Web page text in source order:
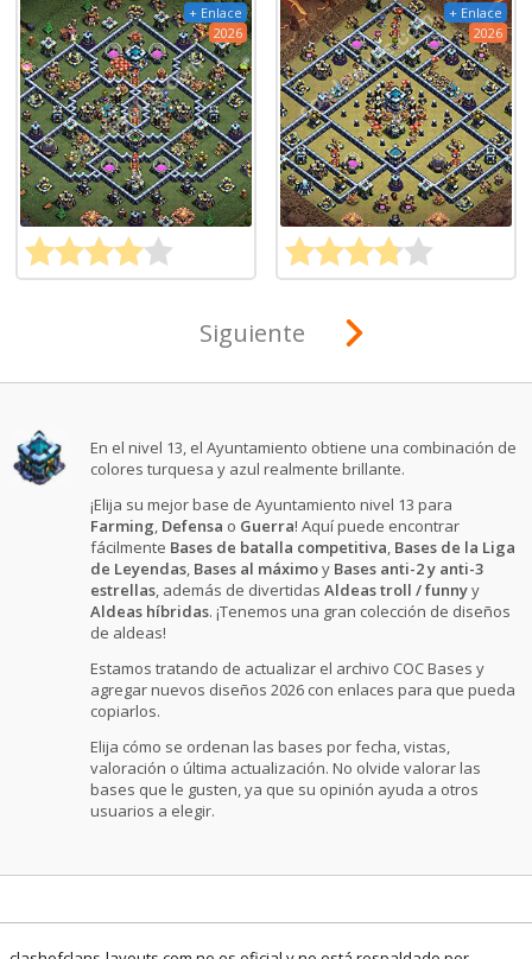
+ Enlace
2026
+ Enlace
2026
Siguiente
En el nivel 13, el Ayuntamiento obtiene una combinación de
colores turquesa y azul realmente brillante.
¡Elija su mejor base de Ayuntamiento nivel 13 para
Farming, Defensa o Guerra! Aquí puede encontrar
fácilmente Bases de batalla competitiva, Bases de la Liga
de Leyendas, Bases al máximoy Bases anti-2 y anti-3
estrellas, además de divertidasAldeas troll / funnyy
Aldeas híbridas. ¡Tenemos una gran colección de diseños
de aldeas!
Estamos tratando de actualizar el archivo COC Bases y
agregar nuevos diseños 2026 con enlaces para que pueda
copiarlos.
Elija cómo se ordenan las bases por fecha, vistas,
valoración o última actualización. No olvide valorar las
bases que le gusten, ya que su opinión ayuda a otros
usuarios a elegir.